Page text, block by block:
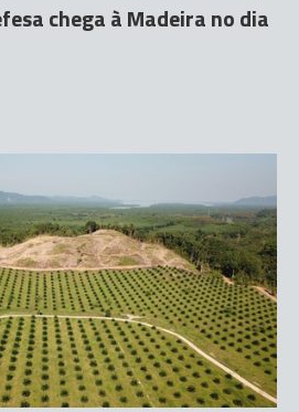
chega à Madeira no dia